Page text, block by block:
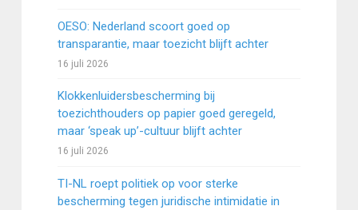
OESO: Nederland scoort goed op
transparantie, maar toezicht blijft achter
16 juli 2026
Klokkenluidersbescherming bij
toezichthouders op papier goed geregeld,
maar ‘speak up’-cultuur blijft achter
16 juli 2026
TI-NL roept politiek op voor sterke
bescherming tegen juridische intimidatie in